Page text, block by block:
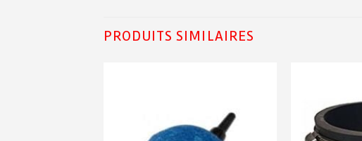
PRODUITS SIMILAIRES